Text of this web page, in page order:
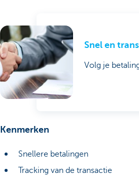
Snel en
Volg je
Kenmerken
Snellere betalingen
Tracking van de transactie